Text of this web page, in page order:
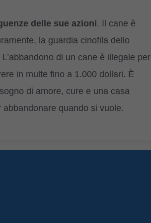
delle sue azioni. Il cane è
la guardia cinofila dello
di un cane è illegale per
in multe fino a 1.000 dollari. È
di amore, cure e una casa
quando si vuole.